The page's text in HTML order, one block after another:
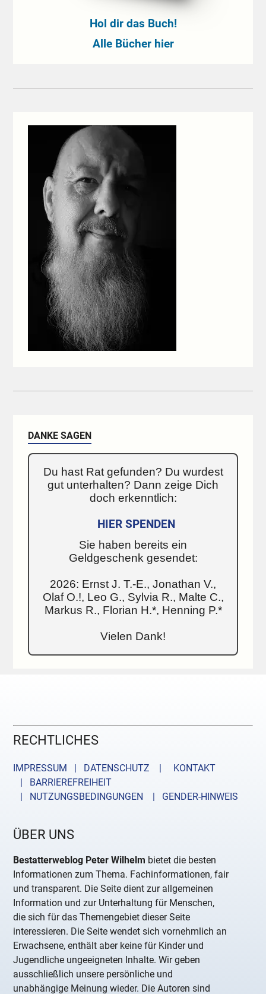
Hol dir das Buch!
Alle Bücher hier
DANKE SAGEN
Du hast Rat gefunden? Du wurdest
gut unterhalten? Dann zeige Dich
doch erkenntlich:
HIER SPENDEN
Sie haben bereits ein
Geldgeschenk gesendet:
2026: Ernst J. T.-E., Jonathan V.,
Olaf O.!, Leo G., Sylvia R., Malte C.,
Markus R., Florian H.*, Henning P.*
Vielen Dank!
RECHTLICHES
IMPRESSUM | DATENSCHUTZ |
KONTAKT
| BARRIEREFREIHEIT
| NUTZUNGSBEDINGUNGEN
| GENDER-HINWEIS
ÜBER UNS
Bestatterweblog Peter Wilhelm bietet die besten
Informationen zum Thema. Fachinformationen, fair
und transparent. Die Seite dient zur allgemeinen
Information und zur Unterhaltung für Menschen,
die sich für das Themengebiet dieser Seite
interessieren. Die Seite wendet sich vornehmlich an
Erwachsene, enthält aber keine für Kinder und
Jugendliche ungeeigneten Inhalte. Wir geben
ausschließlich unsere persönliche und
unabhängige Meinung wieder. Die Autoren sind